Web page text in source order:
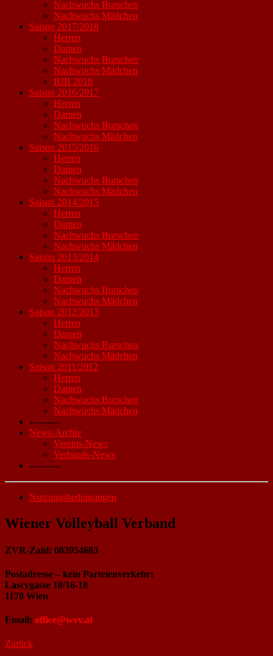
Nachwuchs Burschen
Nachwuchs Mädchen
Saison 2017/2018
Herren
Damen
Nachwuchs Burschen
Nachwuchs Mädchen
BJB 2018
Saison 2016/2017
Herren
Damen
Nachwuchs Burschen
Nachwuchs Mädchen
Saison 2015/2016
Herren
Damen
Nachwuchs Burschen
Nachwuchs Mädchen
Saison 2014/2015
Herren
Damen
Nachwuchs Burschen
Nachwuchs Mädchen
Saison 2013/2014
Herren
Damen
Nachwuchs Burschen
Nachwuchs Mädchen
Saison 2012/2013
Herren
Damen
Nachwuchs Burschen
Nachwuchs Mädchen
Saison 2011/2012
Herren
Damen
Nachwuchs Burschen
Nachwuchs Mädchen
----------
News-Archiv
Vereins-News
Verbands-News
----------
Nutzungsbedingungen
Wiener Volleyball Verband
ZVR-Zahl: 083954683
Postadresse – kein Parteienverkehr:
Lascygasse 10/16-18
1170 Wien
Email: office@wvv.at
Zurück